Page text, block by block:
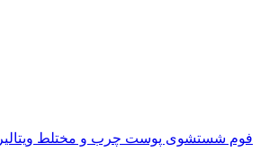
فوم شستشوی پوست چرب و مختلط ویتالیر